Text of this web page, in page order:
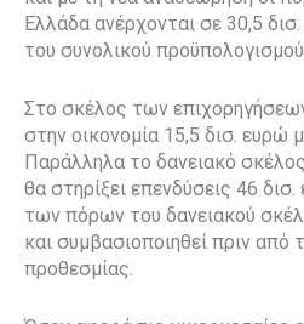
Ελλάδα ανέρχονται σε 30,5
του συνολικού
Στο σκέλος των
στην οικονομία 15,5 δισ. ευρώ
Παράλληλα το δανειακό
θα στηρίξει επενδύσεις 46
των πόρων του δανειακού
και συμβασιοποιηθεί πριν
προθεσμίας.